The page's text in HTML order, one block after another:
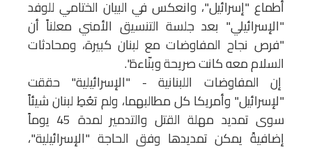
أطماع "إسرائيل"، وانعكس في البيان الختامي للوفد
"الإسرائيلي" بعد جلسة التنسيق الأمني معلناً أن
"فرص نجاح المفاوضات مع لبنان كبيرة، ومحادثات
السلام معه كانت صريحة وبنّاءة".
إن المفاوضات اللبنانية - "الإسرائيلية" حققت
"لإسرائيل" وأمريكا كل مطالبهما، ولم تعُطِ لبنان شيئاً
سوى تمديد مهلة القتل والتدمير لمدة 45 يوماً
إضافيةً يمكن تمديدها وفق الحاجة "الإسرائيلية"،